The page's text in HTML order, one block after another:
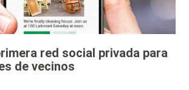
red social privada para
de vecinos